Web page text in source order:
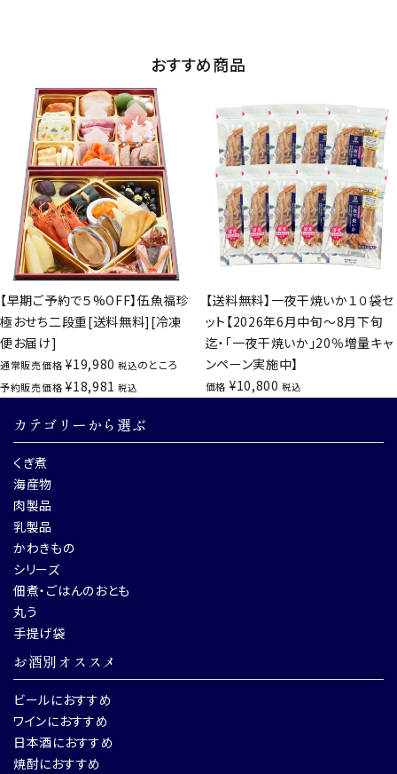
おすすめ商品
【早期ご予約で５%OFF】伍魚福珍
極おせち二段重[送料無料][冷凍
便お届け]
通常販売価格 ¥19,980 税込のところ
予約販売価格 ¥18,981 税込
【送料無料】一夜干焼いか１０袋セ
ット【2026年6月中旬～8月下旬
迄・「一夜干焼いか」20％増量キャ
ンペーン実施中】
価格 ¥10,800 税込
カテゴリーから選ぶ
くぎ煮
海産物
肉製品
乳製品
かわきもの
シリーズ
佃煮・ごはんのおとも
丸う
手提げ袋
お酒別オススメ
ビールにおすすめ
ワインにおすすめ
日本酒におすすめ
焼酎におすすめ